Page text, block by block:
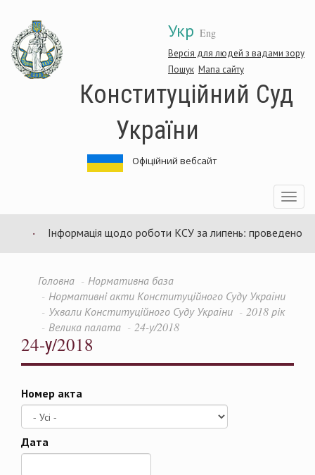
основного
матеріалу
Укр Eng
Версія для людей з вадами зору
Пошук Мапа сайту
Конституційний Суд
України
Офіційний вебсайт
Toggle
Інформація щодо роботи КСУ за липень: проведено 94
Головна
Нормативна база
Нормативні акти Конституційного Суду України
Ухвали Конституційного Суду України
2018 рік
Велика палата
24-у/2018
24-у/2018
Номер акта
Дата